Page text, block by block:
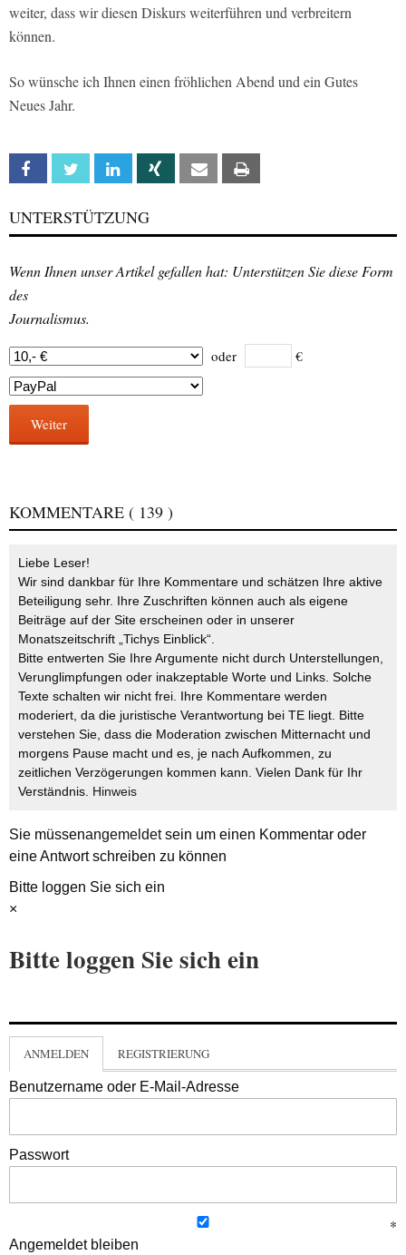
weiter, dass wir diesen Diskurs weiterführen und verbreitern
können.
So wünsche ich Ihnen einen fröhlichen Abend und ein Gutes
Neues Jahr.
Facebook Twitter Linkedin Xing Email
UNTERSTÜTZUNG
Wenn Ihnen unser Artikel gefallen hat: Unterstützen Sie diese Form
des
Journalismus.
oder €
Weiter
KOMMENTARE ( 139 )
Liebe Leser!
Wir sind dankbar für Ihre Kommentare und schätzen Ihre aktive
Beteiligung sehr. Ihre Zuschriften können auch als eigene
Beiträge auf der Site erscheinen oder in unserer
Monatszeitschrift „Tichys Einblick“.
Bitte entwerten Sie Ihre Argumente nicht durch Unterstellungen,
Verunglimpfungen oder inakzeptable Worte und Links. Solche
Texte schalten wir nicht frei. Ihre Kommentare werden
moderiert, da die juristische Verantwortung bei TE liegt. Bitte
verstehen Sie, dass die Moderation zwischen Mitternacht und
morgens Pause macht und es, je nach Aufkommen, zu
zeitlichen Verzögerungen kommen kann. Vielen Dank für Ihr
Verständnis. Hinweis
Sie müssenangemeldetsein um einen Kommentar oder
eine Antwort schreiben zu können
Bitte loggen Sie sich ein
×
Bitte loggen Sie sich ein
ANMELDEN REGISTRIERUNG
Benutzername oder E-Mail-Adresse
Passwort
Angemeldet bleiben